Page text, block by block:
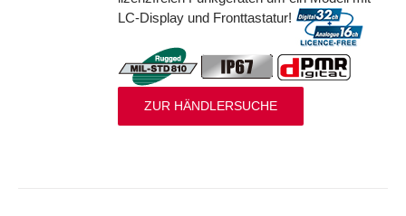
LC-Display und Fronttastatur!
ZUR HÄNDLERSUCHE